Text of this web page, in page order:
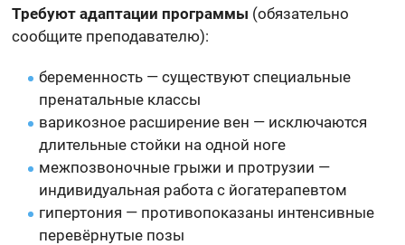
Требуют адаптации программы (обязательно
сообщите преподавателю):
беременность — существуют специальные
пренатальные классы
варикозное расширение вен — исключаются
длительные стойки на одной ноге
межпозвоночные грыжи и протрузии —
индивидуальная работа с йогатерапевтом
гипертония — противопоказаны интенсивные
перевёрнутые позы